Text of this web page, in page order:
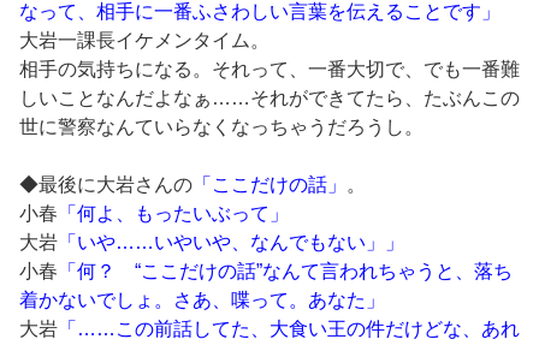
なって、相手に一番ふさわしい言葉を伝えることです」
大岩一課長イケメンタイム。
相手の気持ちになる。それって、一番大切で、でも一番難
しいことなんだよなぁ……それができてたら、たぶんこの
世に警察なんていらなくなっちゃうだろうし。
◆最後に大岩さんの 「ここだけの話」
。
小春 「何よ、もったいぶって」
大岩 「いや……いやいや、なんでもない」」
小春 「何？ “ここだけの話”なんて言われちゃうと、落ち
着かないでしょ。さあ、喋って。あなた」
大岩 「……この前話してた、大食い王の件だけどな、あれ